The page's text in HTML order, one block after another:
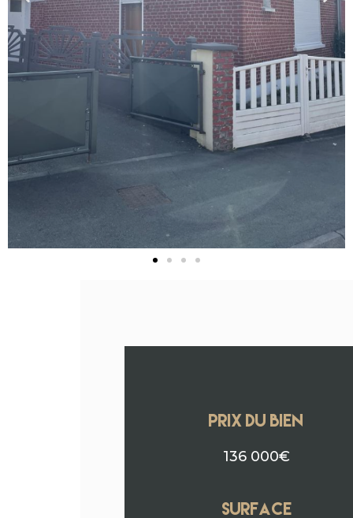
PRIX DU BIEN
136 000€
surface